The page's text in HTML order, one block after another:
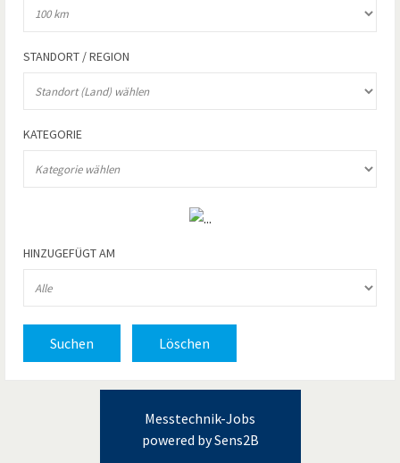
STANDORT / REGION
KATEGORIE
HINZUGEFÜGT AM
Suchen Löschen
Messtechnik-Jobs
powered by Sens2B